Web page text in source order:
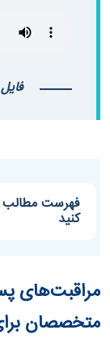
فهرست مطالب
کنید
مراقبت‌های
متخصصان